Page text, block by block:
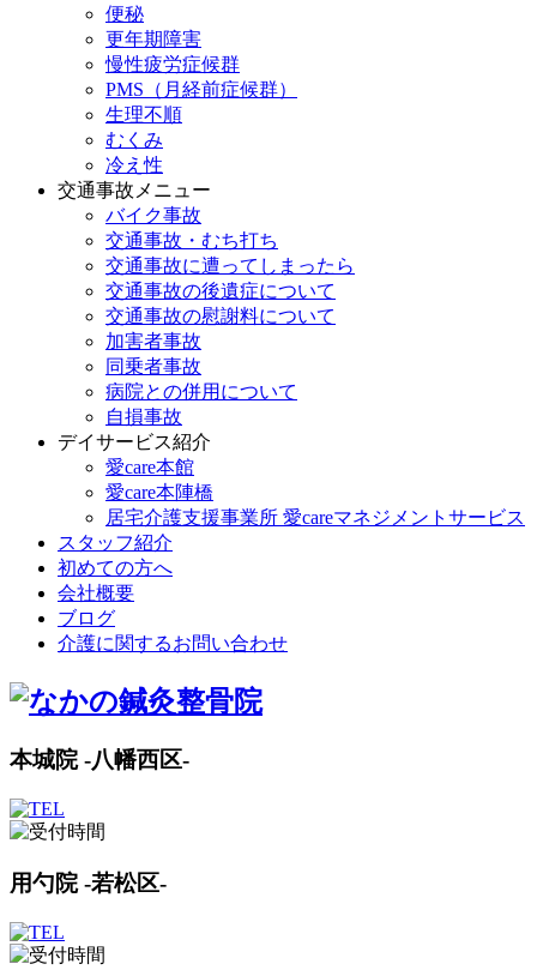
便秘
更年期障害
慢性疲労症候群
PMS（月経前症候群）
生理不順
むくみ
冷え性
交通事故メニュー
バイク事故
交通事故・むち打ち
交通事故に遭ってしまったら
交通事故の後遺症について
交通事故の慰謝料について
加害者事故
同乗者事故
病院との併用について
自損事故
デイサービス紹介
愛care本館
愛care本陣橋
居宅介護支援事業所 愛careマネジメントサービス
スタッフ紹介
初めての方へ
会社概要
ブログ
介護に関するお問い合わせ
本城院 -八幡西区-
用勺院 -若松区-